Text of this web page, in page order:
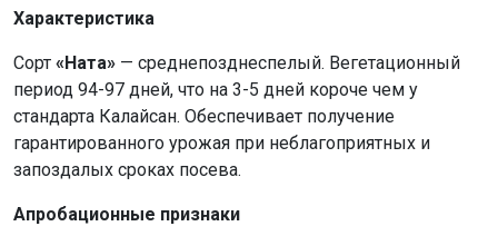
Характеристика
Сорт «Ната» — среднепозднеспелый. Вегетационный
период 94-97 дней, что на 3-5 дней короче чем у
стандарта Калайсан. Обеспечивает получение
гарантированного урожая при неблагоприятных и
запоздалых сроках посева.
Апробационные признаки